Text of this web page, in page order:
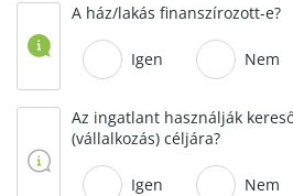
A ház/lakás finanszírozott-e?
Igen Nem
Az ingatlant használják
(vállalkozás) céljára?
Igen Nem